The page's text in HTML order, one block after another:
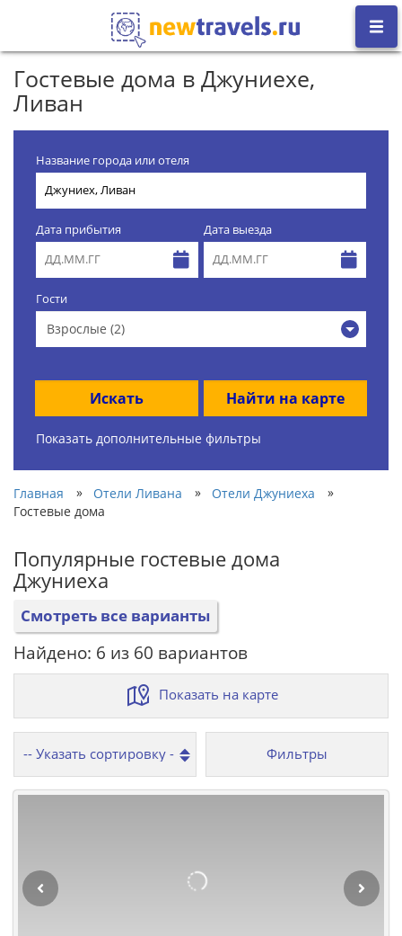
Гостевые дома в Джуниехе,
Ливан
Название города или отеля
Дата прибытия Дата выезда
Гости
Взрослые (2)
Искать Найти на карте
Показать дополнительные фильтры
Главная » Отели Ливана » Отели Джуниеха
»
Гостевые дома
Популярные гостевые дома
Джуниеха
Смотреть все варианты
Найдено: 6 из 60 вариантов
Показать на карте
Фильтры